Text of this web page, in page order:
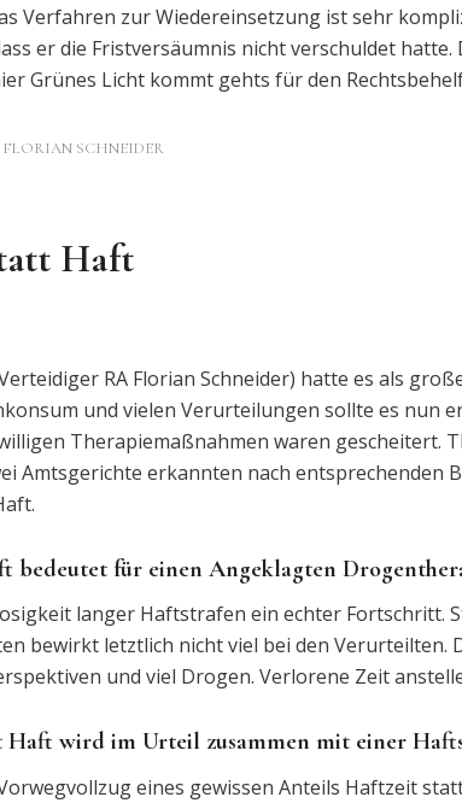
Verfahren zur Wiedereinsetzung ist sehr
er die Fristversäumnis nicht verschuldet
Grünes Licht kommt gehts für den
FLORIAN SCHNEIDER
Haft
RA Florian Schneider) hatte es als
und vielen Verurteilungen sollte es nun
Therapiemaßnahmen waren gescheitert.
Amtsgerichte erkannten nach
bedeutet für einen Angeklagten
langer Haftstrafen ein echter Fortschritt.
bewirkt letztlich nicht viel bei den Verurteilten.
und viel Drogen. Verlorene Zeit
wird im Urteil zusammen mit einer
eines gewissen Anteils Haftzeit